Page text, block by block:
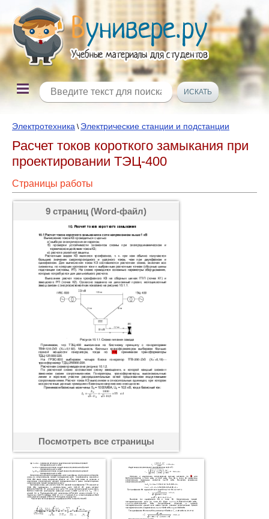
Электротехника \ Электрические станции и подстанции
Расчет токов короткого замыкания при
проектировании ТЭЦ-400
Страницы работы
9 страниц (Word-файл)
Посмотреть все страницы